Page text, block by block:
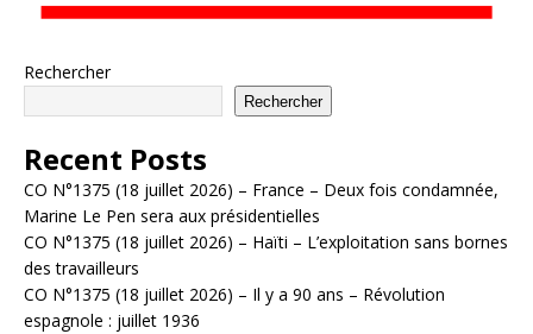
Rechercher
Rechercher
Recent Posts
CO N°1375 (18 juillet 2026) – France – Deux fois condamnée,
Marine Le Pen sera aux présidentielles
CO N°1375 (18 juillet 2026) – Haïti – L’exploitation sans bornes
des travailleurs
CO N°1375 (18 juillet 2026) – Il y a 90 ans – Révolution
espagnole : juillet 1936